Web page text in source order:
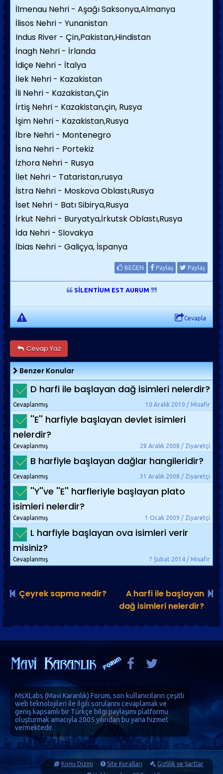
İlmenau Nehri - Aşağı Saksonya,Almanya
İlisos Nehri - Yunanistan
Indus River - Çin,Pakistan,Hindistan
İnagh Nehri - İrlanda
İdiçe Nehri - İtalya
İlek Nehri - Kazakistan
İli Nehri - Kazakistan,Çin
İrtiş Nehri - Kazakistan,çin, Rusya
İşim Nehri - Kazakistan,Rusya
İbre Nehri - Montenegro
İsna Nehri - Portekiz
İzhora Nehri - Rusya
İlet Nehri - Tataristan,rusya
İstra Nehri - Moskova Oblastı,Rusya
İset Nehri - Batı Sibirya,Rusya
İrkut Nehri - Buryatya,İrkutsk Oblastı,Rusya
İda Nehri - Slovakya
İbias Nehri - Galiçya, İspanya
BEĞEN Paylaş Paylaş
SİLENTİUM EST AURUM
Cevapla
Cevap Yaz
Benzer Konular
D harfi ile başlayan dağ isimleri nelerdir?
10 Aralık 2010 / Misafir
Cevaplanmış
''E'' harfiyle başlayan devlet isimleri
nelerdir?
28 Aralık 2008 / Ziyaretçi
Cevaplanmış
B harfiyle başlayan dağlar hangileridir?
31 Aralık 2008 / Ziyaretçi
Cevaplanmış
''Y''ve ''E'' harfleriyle başlayan plato
isimleri nelerdir?
1 Ocak 2009 / Ziyaretçi
Cevaplanmış
L harfiyle başlayan ova isimleri verir
misiniz?
7 Şubat 2014 / Misafir
Cevaplanmış
Çeyrek sapma nedir?
A harfi ile başlayan
dağ isimleri nelerdir?
MsXLabs (Mavi Karanlık) Forum, son kullanıcıların çeşitli
web teknolojileri ile ilgili sorularını cevaplamak ve
geniş kapsamlı bir Türkçe bilgi paylaşımı platformu
oluşturmak amacıyla 2005 yılından bu yana hizmet
vermektedir.
Konu Dizini Site Kuralları
Gizlilik ve Şartlar